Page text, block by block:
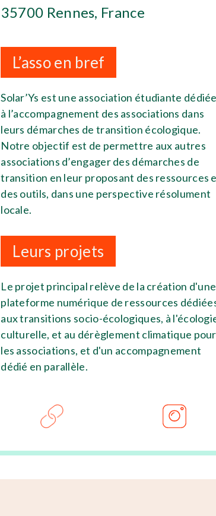
35700 Rennes, France
L’asso en bref
Solar’Ys est une association étudiante dédiée
à l’accompagnement des associations dans
leurs démarches de transition écologique.
Notre objectif est de permettre aux autres
associations d’engager des démarches de
transition en leur proposant des ressources
des outils, dans une perspective résolument
locale.
Leurs projets
Le projet principal relève de la création d'une
plateforme numérique de ressources
aux transitions socio-écologiques, à
culturelle, et au dérèglement climatique pour
les associations, et d'un accompagnement
dédié en parallèle.